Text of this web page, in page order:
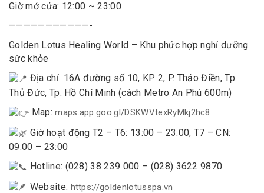
Giờ mở cửa: 12:00 ~ 23:00
———————————-
Golden Lotus Healing World – Khu phức hợp nghỉ dưỡng
sức khỏe
Địa chỉ: 16A đường số 10, KP 2, P. Thảo Điền, Tp.
Thủ Đức, Tp. Hồ Chí Minh (cách Metro An Phú 600m)
Map:maps.app.goo.gl/DSKWVtexRyMkj2hc8
Giờ hoạt động T2 – T6: 13:00 – 23:00, T7 – CN:
09:00 – 23:00
Hotline: (028) 38 239 000 – (028) 3622 9870
Website: https://goldenlotusspa.vn